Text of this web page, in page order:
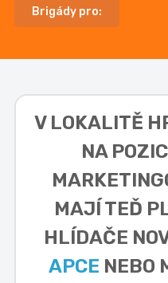
Brigády pro:
V LOKALITĚ
NA
MAJÍ TEĎ
HLÍDAČE
APCE NEBO